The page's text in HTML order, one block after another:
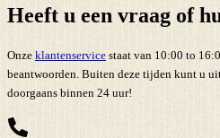
Heeft u een vraag of
Onze klantenservice staat van 10:00 to
beantwoorden. Buiten deze tijden kunt u
doorgaans binnen 24 uur!